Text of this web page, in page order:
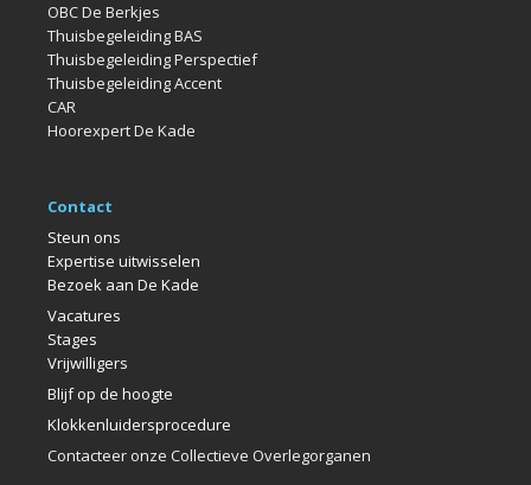
OBC De Berkjes
Thuisbegeleiding BAS
Thuisbegeleiding Perspectief
Thuisbegeleiding Accent
CAR
Hoorexpert De Kade
Contact
Steun ons
Expertise uitwisselen
Bezoek aan De Kade
Vacatures
Stages
Vrijwilligers
Blijf op de hoogte
Klokkenluidersprocedure
Contacteer onze Collectieve Overlegorganen